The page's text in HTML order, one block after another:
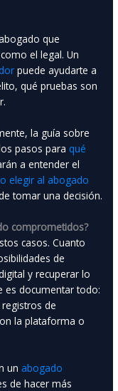
que
el legal. Un
puede ayudarte a
qué pruebas son
la guía sobre
pasos paraqué
a entender el
elegir al abogado
tomar una decisión.
comprometidos?
casos. Cuanto
de
y recuperar lo
es documentar todo:
de
la plataforma o
unabogado
de hacer más